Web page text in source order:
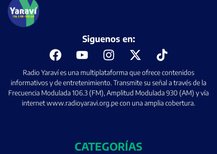
Radio Yaraví es una multiplataforma que ofrece contenidos
informativos y de entretenimiento. Transmite su señal a través de la
Frecuencia Modulada 106.3 (FM), Amplitud Modulada 930 (AM) y vía
internet www.radioyaravi.org.pe con una amplia cobertura.
Siguenos en:
CATEGORÍAS